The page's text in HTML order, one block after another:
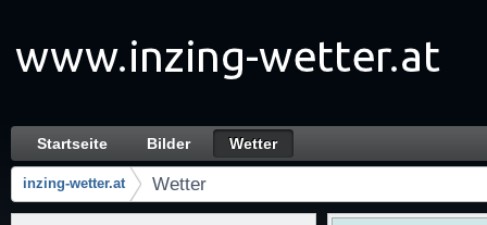
Wetter
Navigation
Startseite Bilder Wetter
Brotkrumen (Wo bin ich?)
inzing-wetter.at Wetter